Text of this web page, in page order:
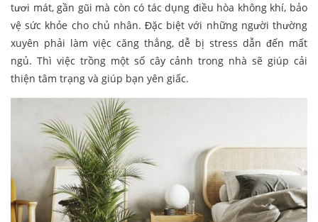
tươi mát, gần gũi mà còn có tác dụng điều hòa không khí, bảo
vệ sức khỏe cho chủ nhân. Đặc biệt với những người thường
xuyên phải làm việc căng thẳng, dễ bị stress dẫn đến mất
ngủ. Thì việc trồng một số cây cảnh trong nhà sẽ giúp cải
thiện tâm trạng và giúp bạn yên giấc.